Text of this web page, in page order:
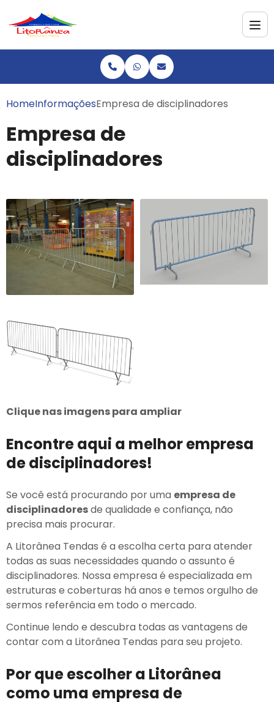
HomeInformaçõesEmpresa de disciplinadores
Empresa de
disciplinadores
Clique nas imagens para ampliar
Encontre aqui a melhor empresa
de disciplinadores!
Se você está procurando por uma empresa de
disciplinadoresde qualidade e confiança, não
precisa mais procurar.
A Litorânea Tendas é a escolha certa para atender
todas as suas necessidades quando o assunto é
disciplinadores. Nossa empresa é especializada em
estruturas e coberturas há anos e temos orgulho de
sermos referência em todo o mercado.
Continue lendo e descubra todas as vantagens de
contar com a Litorânea Tendas para seu projeto.
Por que escolher a Litorânea
como uma empresa de